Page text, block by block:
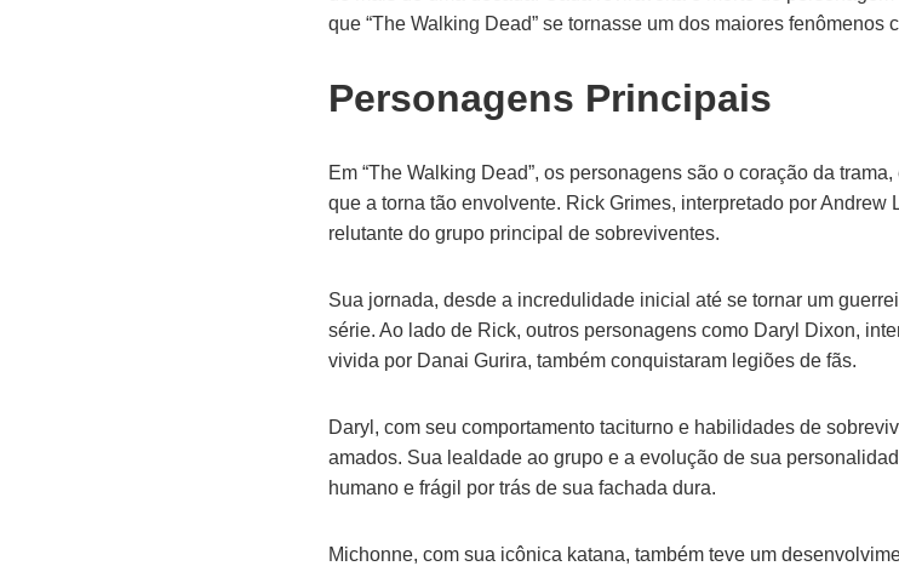
que “The Walking Dead” se tornasse um dos maiores fenômenos
Personagens Principais
Em “The Walking Dead”, os personagens são o coração da
que a torna tão envolvente. Rick Grimes, interpretado por
relutante do grupo principal de sobreviventes.
Sua jornada, desde a incredulidade inicial até se tornar um
série. Ao lado de Rick, outros personagens como Daryl Dixon,
vivida por Danai Gurira, também conquistaram legiões de fãs.
Daryl, com seu comportamento taciturno e habilidades de
amados. Sua lealdade ao grupo e a evolução de sua
humano e frágil por trás de sua fachada dura.
Michonne, com sua icônica katana, também teve um